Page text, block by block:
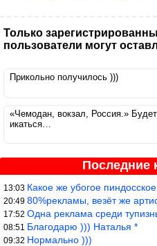
Только
пользователи могут
Прикольно получилось )))
«Чемодан, вокзал, Россия.»
икаться…
Последние
13:03 Какое же убогое пиндосское
20:49 80%рекламы, везёт же
17:52 Одна реклама среди
08:51 Благодарю ))) Наталья *
09:32 Нормально )))